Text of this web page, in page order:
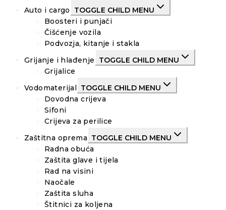
Auto i cargo
TOGGLE CHILD MENU
Boosteri i punjači
Čišćenje vozila
Podvozja, kitanje i stakla
Grijanje i hlađenje
TOGGLE CHILD MENU
Grijalice
Vodomaterijal
TOGGLE CHILD MENU
Dovodna crijeva
Sifoni
Crijeva za perilice
Zaštitna oprema TOGGLE CHILD MENU
Radna obuća
Zaštita glave i tijela
Rad na visini
Naočale
Zaštita sluha
Štitnici za koljena